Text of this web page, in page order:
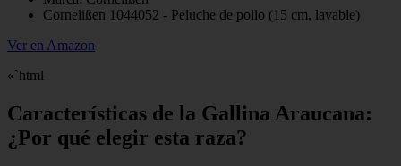
Cornelißen 1044052 - Peluche de pollo (15 cm, lavable)
Ver en Amazon
«`html
Características de la Gallina Araucana:
¿Por qué elegir esta raza?